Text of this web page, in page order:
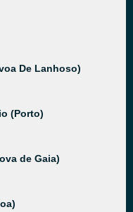
De Lanhoso)
(Porto)
de Gaia)